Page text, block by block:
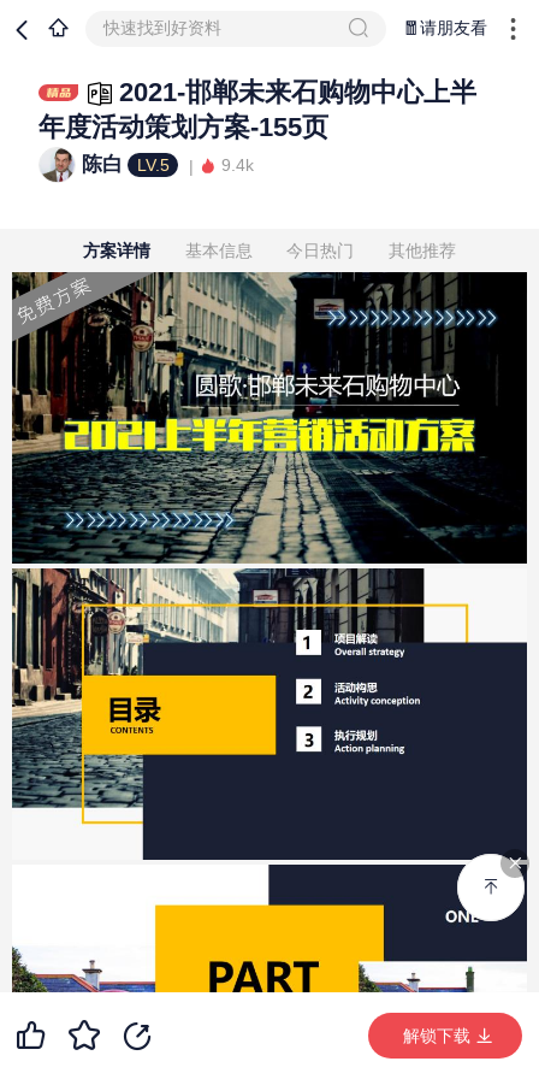
快速找到好资料 🧧请朋友看
2021-邯郸未来石购物中心上半
年度活动策划方案-155页
陈白 LV.5 9.4k
方案详情 基本信息 今日热门 其他推荐
解锁下载 (8321次)
解锁下载